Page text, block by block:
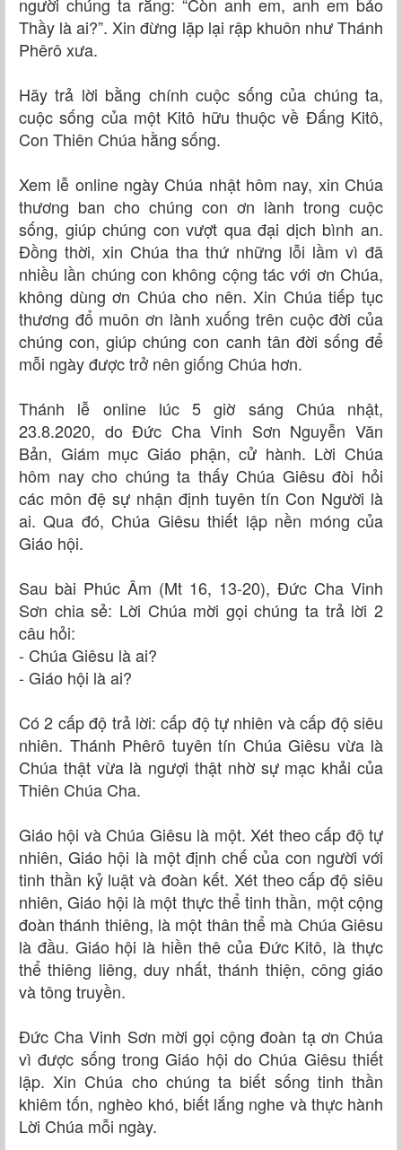
Thầy là ai?”. Xin đừng lặp lại rập khuôn như Thánh
Phêrô xưa.
Hãy trả lời bằng chính cuộc sống của chúng ta,
cuộc sống của một Kitô hữu thuộc về Đấng Kitô,
Con Thiên Chúa hằng sống.
Xem lễ online ngày Chúa nhật hôm nay, xin Chúa
thương ban cho chúng con ơn lành trong cuộc
sống, giúp chúng con vượt qua đại dịch bình an.
Đồng thời, xin Chúa tha thứ những lỗi lầm vì đã
nhiều lần chúng con không cộng tác với ơn Chúa,
không dùng ơn Chúa cho nên. Xin Chúa tiếp tục
thương đổ muôn ơn lành xuống trên cuộc đời của
chúng con, giúp chúng con canh tân đời sống để
mỗi ngày được trở nên giống Chúa hơn.
Thánh lễ online lúc 5 giờ sáng Chúa nhật,
23.8.2020, do Đức Cha Vinh Sơn Nguyễn Văn
Bản, Giám mục Giáo phận, cử hành. Lời Chúa
hôm nay cho chúng ta thấy Chúa Giêsu đòi hỏi
các môn đệ sự nhận định tuyên tín Con Người là
ai. Qua đó, Chúa Giêsu thiết lập nền móng của
Giáo hội.
Sau bài Phúc Âm (Mt 16, 13-20), Đức Cha Vinh
Sơn chia sẻ: Lời Chúa mời gọi chúng ta trả lời 2
câu hỏi:
- Chúa Giêsu là ai?
- Giáo hội là ai?
Có 2 cấp độ trả lời: cấp độ tự nhiên và cấp độ siêu
nhiên. Thánh Phêrô tuyên tín Chúa Giêsu vừa là
Chúa thật vừa là ngượi thật nhờ sự mạc khải của
Thiên Chúa Cha.
Giáo hội và Chúa Giêsu là một. Xét theo cấp độ tự
nhiên, Giáo hội là một định chế của con người với
tinh thần kỷ luật và đoàn kết. Xét theo cấp độ siêu
nhiên, Giáo hội là một thực thể tinh thần, một cộng
đoàn thánh thiêng, là một thân thể mà Chúa Giêsu
là đầu. Giáo hội là hiền thê của Đức Kitô, là thực
thể thiêng liêng, duy nhất, thánh thiện, công giáo
và tông truyền.
Đức Cha Vinh Sơn mời gọi cộng đoàn tạ ơn Chúa
vì được sống trong Giáo hội do Chúa Giêsu thiết
lập. Xin Chúa cho chúng ta biết sống tinh thần
khiêm tốn, nghèo khó, biết lắng nghe và thực hành
Lời Chúa mỗi ngày.